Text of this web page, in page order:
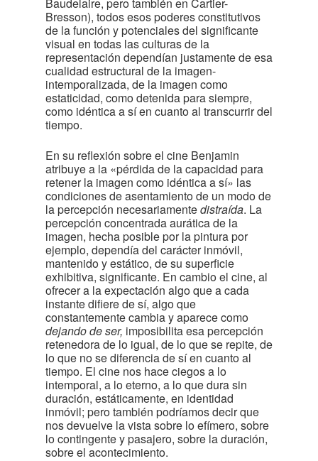
Bresson), todos esos poderes constitutivos
de la función y potenciales del significante
visual en todas las culturas de la
representación dependían justamente de esa
cualidad estructural de la imagen-
intemporalizada, de la imagen como
estaticidad, como detenida para siempre,
como idéntica a sí en cuanto al transcurrir del
tiempo.
En su reflexión sobre el cine Benjamin
atribuye a la «pérdida de la capacidad para
retener la imagen como idéntica a sí» las
condiciones de asentamiento de un modo de
la percepción necesariamentedistraída. La
percepción concentrada aurática de la
imagen, hecha posible por la pintura por
ejemplo, dependía del carácter inmóvil,
mantenido y estático, de su superficie
exhibitiva, significante. En cambio el cine, al
ofrecer a la expectación algo que a cada
instante difiere de sí, algo que
constantemente cambia y aparece como
dejando de ser, imposibilita esa percepción
retenedora de lo igual, de lo que se repite, de
lo que no se diferencia de sí en cuanto al
tiempo. El cine nos hace ciegos a lo
intemporal, a lo eterno, a lo que dura sin
duración, estáticamente, en identidad
inmóvil; pero también podríamos decir que
nos devuelve la vista sobre lo efímero, sobre
lo contingente y pasajero, sobre la duración,
sobre el acontecimiento.